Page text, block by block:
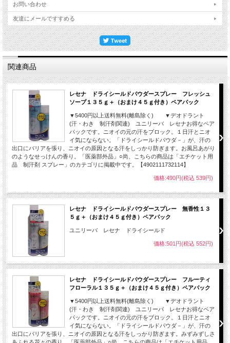
お問い合わせ
友達にメールですすめる
関連商品
レセナ ドライシールドパウダースプレー フレッシュ
ソープ１３５ｇ＋（おまけ４５ｇ付き）ペアパック
▼5400円以上送料無料(離島除く) ▼デオドラント
(汗・わき 制汗剤関連) ユニリーバ レセナお得なペア
パックです。ニオイの元の汗をブロック。１日汗とニオ
イ気にならない。「ドライシールドパウダ－」が、汗の
出口にバリアを張り、ニオイの原因となる汗をしっかり防ぎます。お風呂あがり
のようなせっけんの香り。「医薬部外品」○尚、こちらの商品は「エチケット用
品 制汗剤 スプレー」のカテゴリに掲載中です。【4902111732114】
価格:490円(税込 539円)
レセナ ドライシールドパウダースプレー 無香性１３
５ｇ＋（おまけ４５ｇ付き）ペアパック
ユニリーバ レセナ ドライシールド
価格:501円(税込 552円)
レセナ ドライシールドパウダースプレー フルーティ
フローラル１３５ｇ＋（おまけ４５ｇ付き）ペアパック
▼5400円以上送料無料(離島除く) ▼デオドラント
(汗・わき 制汗剤関連) ユニリーバ レセナお得なペア
パックです。ニオイの元の汗をブロック。１日汗とニオ
イ気にならない。「ドライシールドパウダ－」が、汗の
出口にバリアを張り、ニオイの原因となる汗をしっかり防ぎます。みずみずしさ